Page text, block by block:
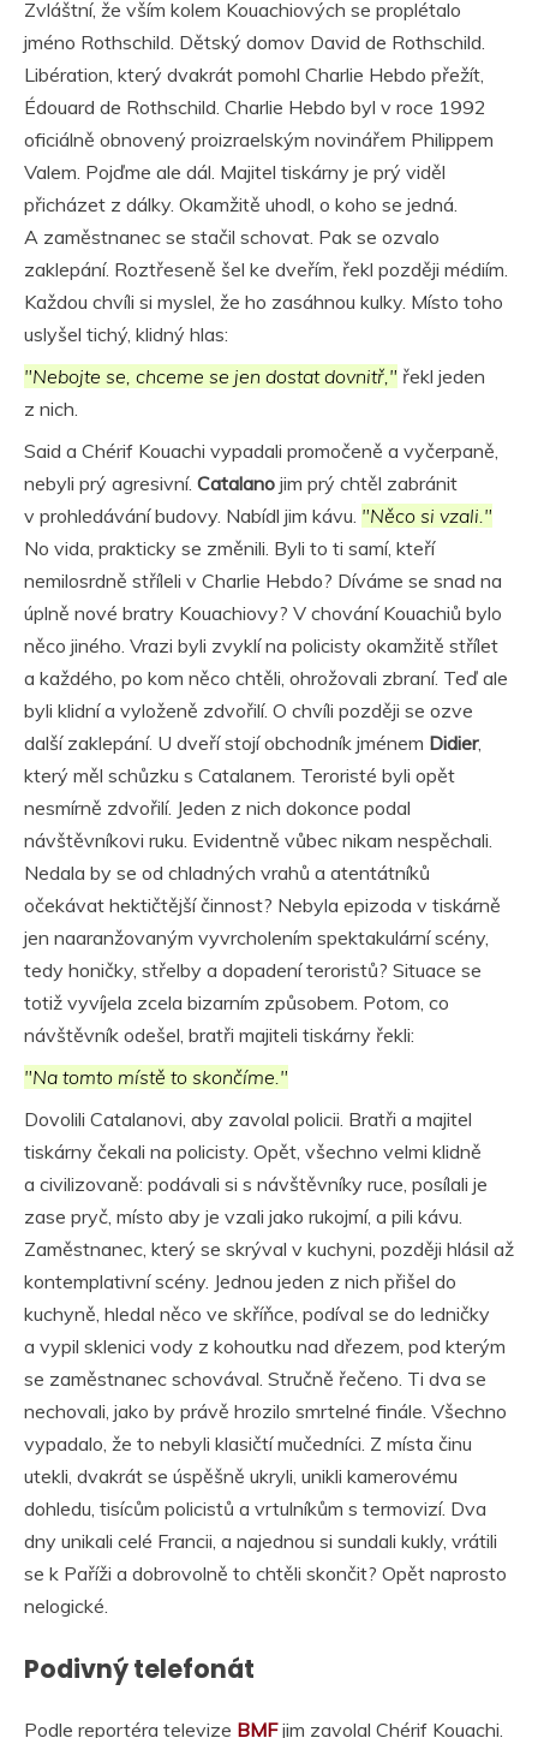
Zvláštní, že vším kolem Kouachiových se proplétalo
jméno Rothschild. Dětský domov David de Rothschild.
Libération, který dvakrát pomohl Charlie Hebdo přežít,
Édouard de Rothschild. Charlie Hebdo byl v roce 1992
oficiálně obnovený proizraelským novinářem Philippem
Valem. Pojďme ale dál. Majitel tiskárny je prý viděl
přicházet z dálky. Okamžitě uhodl, o koho se jedná.
A zaměstnanec se stačil schovat. Pak se ozvalo
zaklepání. Roztřeseně šel ke dveřím, řekl později médiím.
Každou chvíli si myslel, že ho zasáhnou kulky. Místo toho
uslyšel tichý, klidný hlas:
"Nebojte se, chceme se jen dostat dovnitř," řekl jeden
z nich.
Said a Chérif Kouachi vypadali promočeně a vyčerpaně,
nebyli prý agresivní. Catalano jim prý chtěl zabránit
v prohledávání budovy. Nabídl jim kávu. "Něco si vzali."
No vida, prakticky se změnili. Byli to ti samí, kteří
nemilosrdně stříleli v Charlie Hebdo? Díváme se snad na
úplně nové bratry Kouachiovy? V chování Kouachiů bylo
něco jiného. Vrazi byli zvyklí na policisty okamžitě střílet
a každého, po kom něco chtěli, ohrožovali zbraní. Teď ale
byli klidní a vyloženě zdvořilí. O chvíli později se ozve
další zaklepání. U dveří stojí obchodník jménem Didier,
který měl schůzku s Catalanem. Teroristé byli opět
nesmírně zdvořilí. Jeden z nich dokonce podal
návštěvníkovi ruku. Evidentně vůbec nikam nespěchali.
Nedala by se od chladných vrahů a atentátníků
očekávat hektičtější činnost? Nebyla epizoda v tiskárně
jen naaranžovaným vyvrcholením spektakulární scény,
tedy honičky, střelby a dopadení teroristů? Situace se
totiž vyvíjela zcela bizarním způsobem. Potom, co
návštěvník odešel, bratři majiteli tiskárny řekli:
"Na tomto místě to skončíme."
Dovolili Catalanovi, aby zavolal policii. Bratři a majitel
tiskárny čekali na policisty. Opět, všechno velmi klidně
a civilizovaně: podávali si s návštěvníky ruce, posílali je
zase pryč, místo aby je vzali jako rukojmí, a pili kávu.
Zaměstnanec, který se skrýval v kuchyni, později hlásil až
kontemplativní scény. Jednou jeden z nich přišel do
kuchyně, hledal něco ve skříňce, podíval se do ledničky
a vypil sklenici vody z kohoutku nad dřezem, pod kterým
se zaměstnanec schovával. Stručně řečeno. Ti dva se
nechovali, jako by právě hrozilo smrtelné finále. Všechno
vypadalo, že to nebyli klasičtí mučedníci. Z místa činu
utekli, dvakrát se úspěšně ukryli, unikli kamerovému
dohledu, tisícům policistů a vrtulníkům s termovizí. Dva
dny unikali celé Francii, a najednou si sundali kukly, vrátili
se k Paříži a dobrovolně to chtěli skončit? Opět naprosto
nelogické.
Podivný telefonát
Podle reportéra televize BMFjim zavolal Chérif Kouachi.